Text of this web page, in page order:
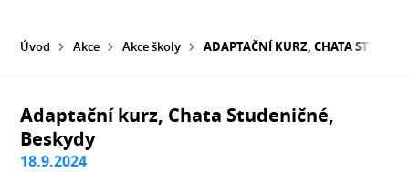
Úvod Akce Akce školy ADAPTAČNÍ KURZ, CHATA
Adaptační kurz, Chata Studeničné,
Beskydy
18.9.2024